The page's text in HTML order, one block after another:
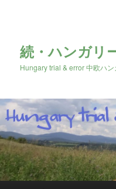
続・ハンガリ
Hungary trial & error 中欧ハ